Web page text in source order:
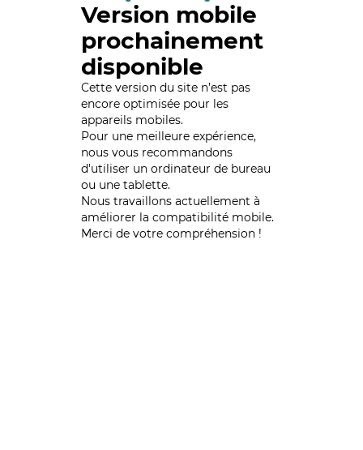
Version mobile
prochainement
disponible
Cette version du site n’est pas
encore optimisée pour les
appareils mobiles.
Pour une meilleure expérience,
nous vous recommandons
d'utiliser un ordinateur de bureau
ou une tablette.
Nous travaillons actuellement à
améliorer la compatibilité mobile.
Merci de votre compréhension !